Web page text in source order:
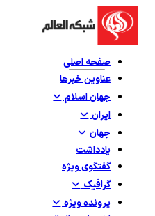
صفحه اصلی
عناوین خبرها
جهان اسلام
ایران
جهان
یادداشت
گفتگوی ویژه
گرافيک
پرونده ویژه